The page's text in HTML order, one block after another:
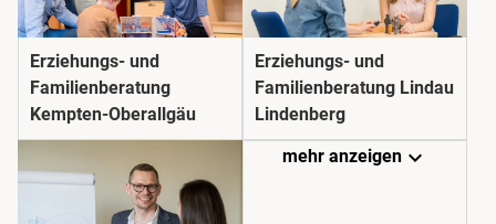
Erziehungs- und
Familienberatung
Kempten-Oberallgäu
Erziehungs- und
Familienberatung Lindau
Lindenberg
mehr anzeigenexpand_more